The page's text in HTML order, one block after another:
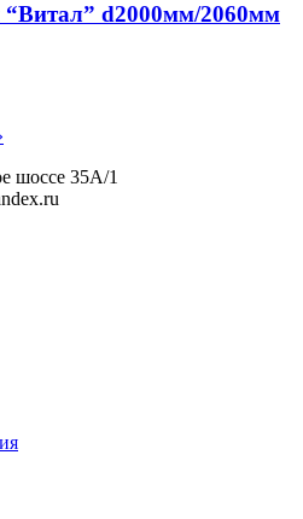
“Витал” d2000мм/2060мм
шоссе 35А/1